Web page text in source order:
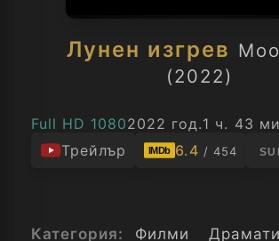
Лунен изгрев
(2022)
Full HD 10802022 год.1 ч. 43
Трейлър
IMDb 6.4 / 454
Категория: Филми